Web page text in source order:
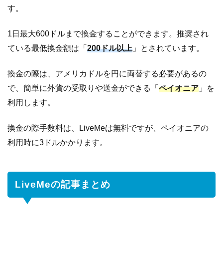
す。
1日最大600ドルまで換金することができます。推奨され
ている最低換金額は「 200ドル以上 」とされています。
換金の際は、アメリカドルを円に両替する必要があるの
で、簡単に外貨の受取りや送金ができる「 ペイオニア 」を
利用します。
換金の際手数料は、LiveMeは無料ですが、ペイオニアの
利用時に3ドルかかります。
LiveMeの記事まとめ